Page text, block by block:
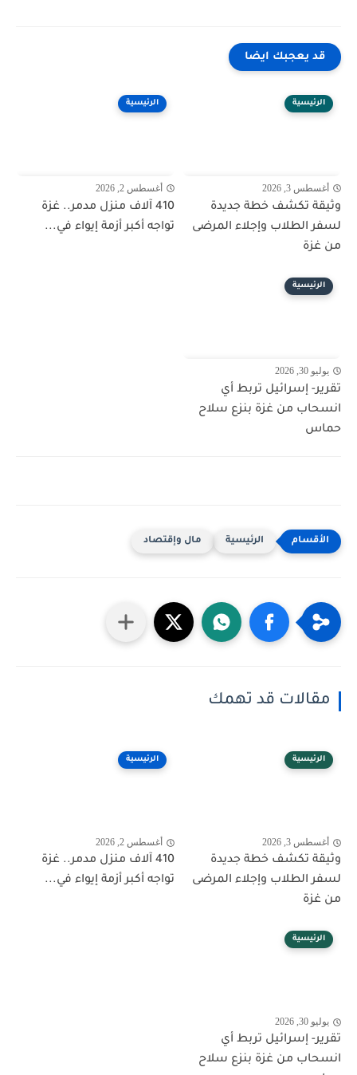
قد يعجبك ايضا
الرئيسية
أغسطس 3, 2026
وثيقة تكشف خطة جديدة
لسفر الطلاب وإجلاء المرضى
من غزة
الرئيسية
أغسطس 2, 2026
410 آلاف منزل مدمر.. غزة
تواجه أكبر أزمة إيواء في...
الرئيسية
يوليو 30, 2026
تقرير- إسرائيل تربط أي
انسحاب من غزة بنزع سلاح
حماس
الرئيسية مال وإقتصاد
مقالات قد تهمك
الرئيسية
أغسطس 3, 2026
وثيقة تكشف خطة جديدة
لسفر الطلاب وإجلاء المرضى
من غزة
الرئيسية
أغسطس 2, 2026
410 آلاف منزل مدمر.. غزة
تواجه أكبر أزمة إيواء في...
الرئيسية
يوليو 30, 2026
تقرير- إسرائيل تربط أي
انسحاب من غزة بنزع سلاح